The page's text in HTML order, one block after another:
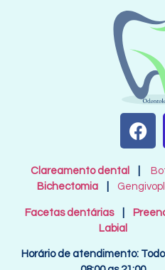
Clareamento dental
Bichectomia
Facetas dentárias
Labial
Horário de atendimento: